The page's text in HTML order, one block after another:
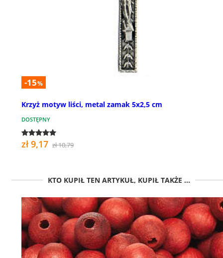
-15%
Krzyż motyw liści, metal zamak 5x2,5 cm
DOSTĘPNY
zł 9,17 zł 10,79
KTO KUPIŁ TEN ARTYKUŁ, KUPIŁ TAKŻE ...